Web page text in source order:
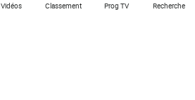
Vidéos Classement Prog TV Recherche